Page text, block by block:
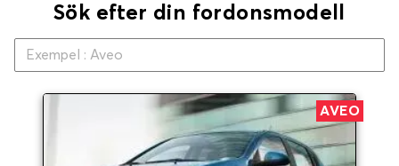
Sök efter din fordonsmodell
AVEO